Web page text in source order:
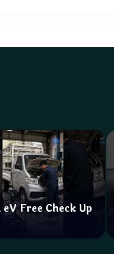
eV Free Check Up